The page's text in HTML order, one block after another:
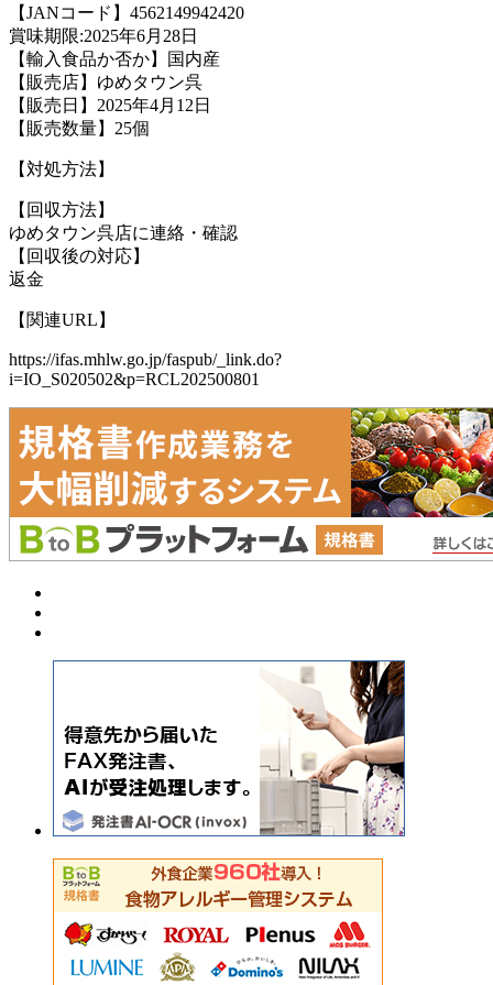
【JANコード】4562149942420
賞味期限:2025年6月28日
【輸入食品か否か】国内産
【販売店】ゆめタウン呉
【販売日】2025年4月12日
【販売数量】25個
【対処方法】
【回収方法】
ゆめタウン呉店に連絡・確認
【回収後の対応】
返金
【関連URL】
https://ifas.mhlw.go.jp/faspub/_link.do?
i=IO_S020502&p=RCL202500801